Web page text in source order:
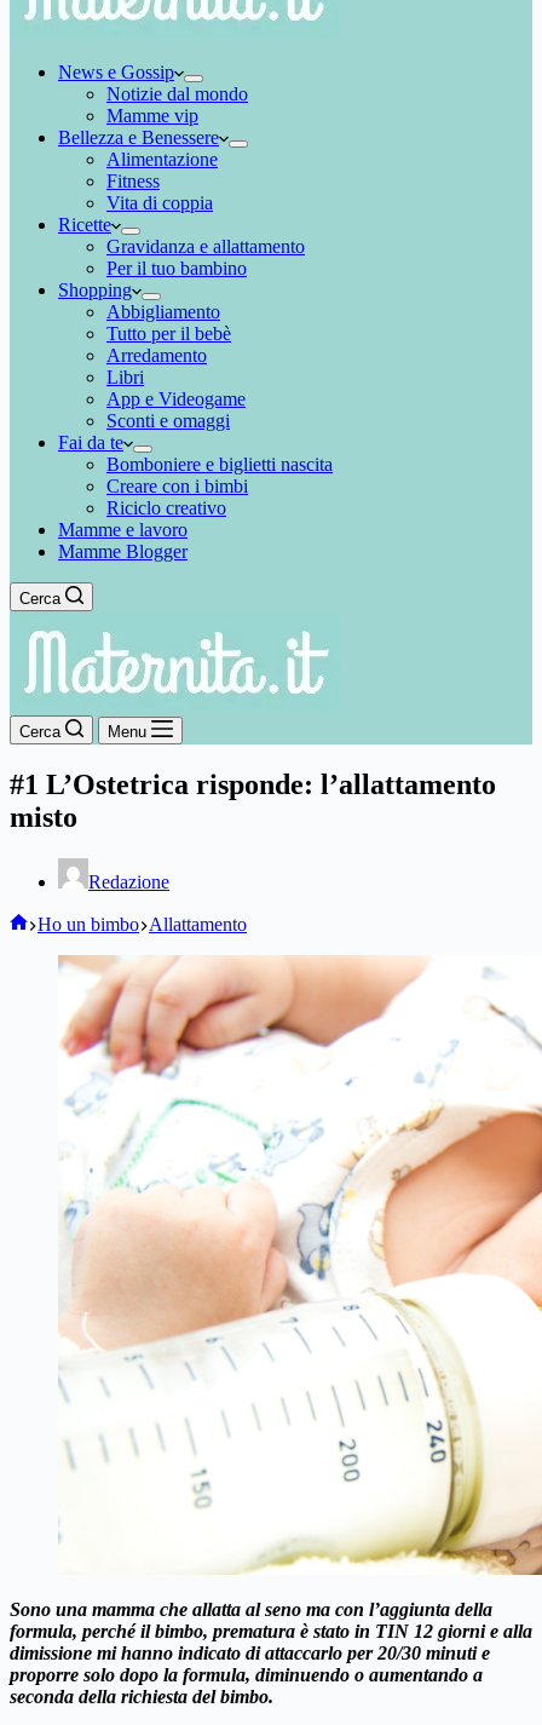
News e Gossip
Notizie dal mondo
Mamme vip
Bellezza e Benessere
Alimentazione
Fitness
Vita di coppia
Ricette
Gravidanza e allattamento
Per il tuo bambino
Shopping
Abbigliamento
Tutto per il bebè
Arredamento
Libri
App e Videogame
Sconti e omaggi
Fai da te
Bomboniere e biglietti nascita
Creare con i bimbi
Riciclo creativo
Mamme e lavoro
Mamme Blogger
Cerca
Cerca Menu
#1 L’Ostetrica risponde: l’allattamento
misto
Redazione
Home
Ho un bimbo Allattamento
Sono una mamma che allatta al seno ma con l’aggiunta della
formula, perché il bimbo, prematura è stato in TIN 12 giorni e alla
dimissione mi hanno indicato di attaccarlo per 20/30 minuti e
proporre solo dopo la formula, diminuendo o aumentando a
seconda della richiesta del bimbo.